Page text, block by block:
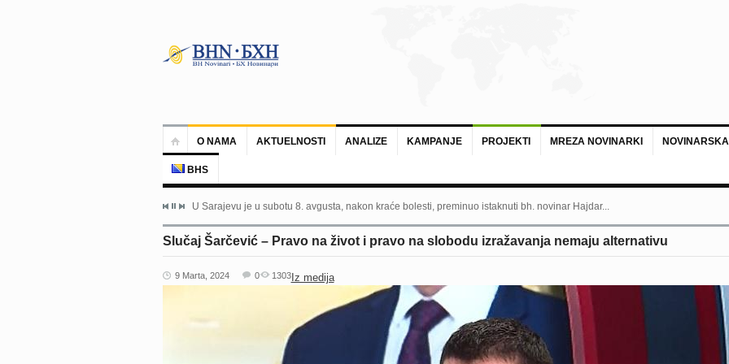
O NAMA AKTUELNOSTI ANALIZE KAMPANJE PROJEKTI MREZA NOVINARKI
BHS
U Sarajevu je u subotu 8. avgusta, nakon kraće bolesti, preminuo istaknuti bh. novinar Hajdar...
Slučaj Šarčević – Pravo na život i pravo na slobodu izražavanja nemaju alternativu
9 Marta, 2024 Iz medija
0 1303